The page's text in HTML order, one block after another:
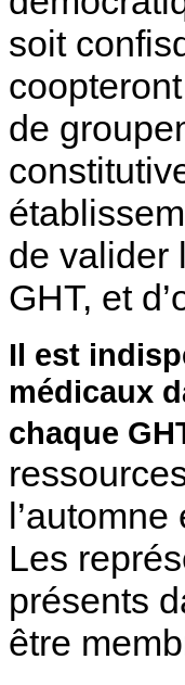
soit
de
de valider
GHT, et
Il est
médicaux
chaque
Les
présents
être